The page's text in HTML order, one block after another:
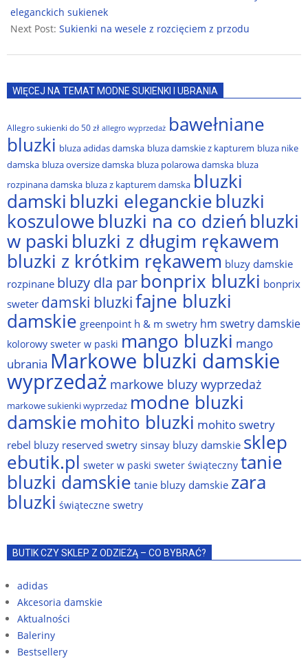
16
eleganckich sukienek
Next Post: Sukienki na wesele z rozcięciem z przodu
WIĘCEJ NA TEMAT MODNE SUKIENKI I UBRANIA
Allegro sukienki do 50 zł allegro wyprzedaż bawełniane
bluzki bluza adidas damska bluza damskie z kapturem bluza nike
damska bluza oversize damska bluza polarowa damska bluza
rozpinana damska bluza z kapturem damska bluzki
damski bluzki eleganckie bluzki
koszulowe bluzki na co dzień bluzki
w paski bluzki z długim rękawem
bluzki z krótkim rękawem bluzy damskie
rozpinane bluzy dla par bonprix bluzki bonprix
sweter damski bluzkifajne bluzki
damskie greenpoint h & m swetry hm swetry damskie
kolorowy sweter w paski mango bluzki mango
ubrania Markowe bluzki damskie
wyprzedaż markowe bluzy wyprzedaż
markowe sukienki wyprzedaż modne bluzki
damskiemohito bluzki mohito swetry
rebel bluzy reserved swetrysinsay bluzy damskie sklep
ebutik.pl sweter w paski sweter świąteczny tanie
bluzki damskie tanie bluzy damskie zara
bluzki świąteczne swetry
BUTIK CZY SKLEP Z ODZIEŻĄ – CO BYBRAĆ?
adidas
Akcesoria damskie
Aktualności
Baleriny
Bestsellery